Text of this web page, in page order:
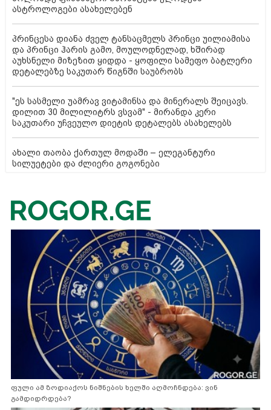
ასტროლოგები ასახელებენ
პრინცესა დიანა ძველ ტანსაცმელს პრინცი უილიამისა
და პრინცი ჰარის გამო, მოულოდნელად, ხშირად
აუხსნელი მიზეზით ყიდდა - ყოფილი სამეფო ბატლერი
დეტალებზე საკუთარ წიგნში საუბრობს
"ეს სასმელი უამრავ ვიტამინსა და მინერალს შეიცავს.
დილით 30 მილილიტრს ვსვამ" - მირანდა კერი
საკუთარი უჩვეულო დიეტის დეტალებს ასახელებს
ახალი თაობა ქართულ მოდაში – ელეგანტური
სილუეტები და ძლიერი გოგონები
ფული ამ ზოდიაქოს ნიშნების ხელში აღმოჩნდება: ვინ
გამდიდრდება?